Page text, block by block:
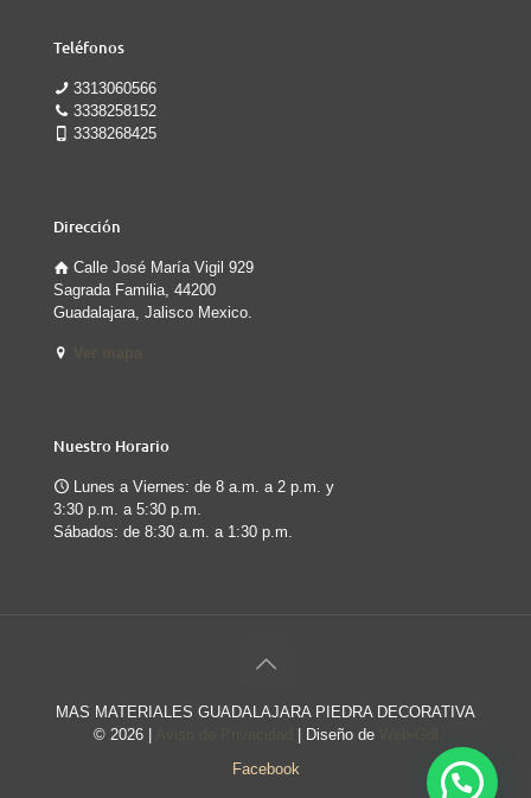
Teléfonos
3313060566
3338258152
3338268425
Dirección
Calle José María Vigil 929
Sagrada Familia, 44200
Guadalajara, Jalisco Mexico.
Nuestro Horario
Lunes a Viernes: de 8 a.m. a 2 p.m. y
3:30 p.m. a 5:30 p.m.
Sábados: de 8:30 a.m. a 1:30 p.m.
MAS MATERIALES GUADALAJARA PIEDRA DECORATIVA
© 2026 | | Diseño de
Facebook